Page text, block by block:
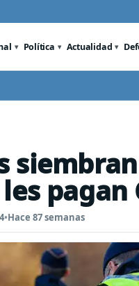
Política Actualidad
pagan
•Hace 87 semanas